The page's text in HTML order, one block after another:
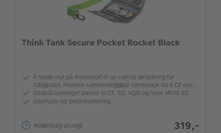
Think Tank Secure Pocket Rocket Black
Å holde styr på minnekort er av største betydning for
fotografer. Praktisk sammenleggbar lommebok for 6 CF eller
6 XQD eller 12 SD eller flere micro SD minnekort. Passer lett i
lommen eller festes til
Glidelåslukkinger passer til CF, SD, XQD og/eller Micro SD
Alternativ for beltemontering
Midlertidig utsolgt 319,-